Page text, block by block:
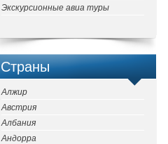
Экскурсионные авиа туры
Страны
Алжир
Австрия
Албания
Андорра